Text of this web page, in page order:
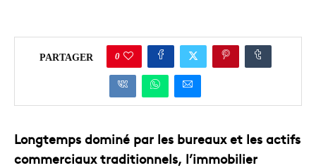
PARTAGER 0
Longtemps dominé par les bureaux et les actifs
commerciaux traditionnels, l’immobilier